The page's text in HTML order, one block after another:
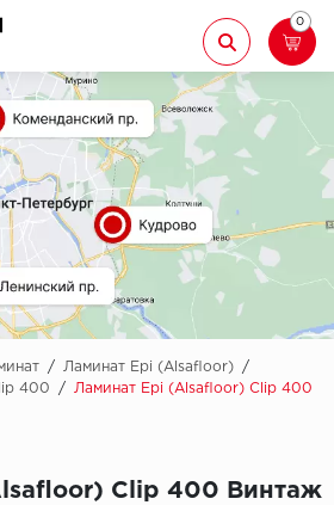
Назад
Aberhof
Adelar
Alfa
AllureFloor
Alpine floor
0
/ Ламинат Epi (Alsafloor)
/
400
/
Ламинат Epi (Alsafloor) Clip 400
Clip 400 Винтаж